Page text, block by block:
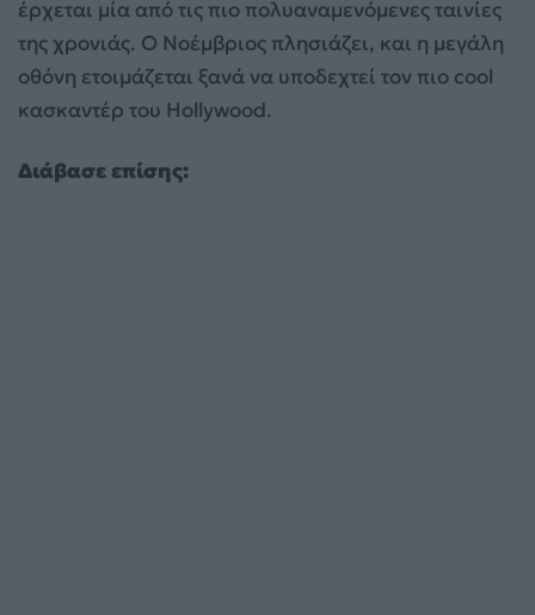
έρχεται μία από τις πιο πολυαναμενόμενες ταινίες
της χρονιάς. Ο Νοέμβριος πλησιάζει, και η μεγάλη
οθόνη ετοιμάζεται ξανά να υποδεχτεί τον πιο cool
κασκαντέρ του Hollywood.
Διάβασε επίσης: